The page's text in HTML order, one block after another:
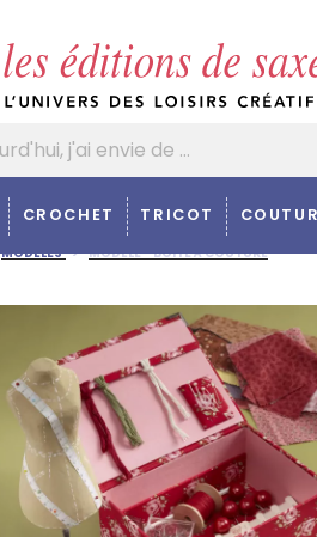
CROCHET TRICOT
MODÈLES MODÈLE - BOÎTE À COUTURE